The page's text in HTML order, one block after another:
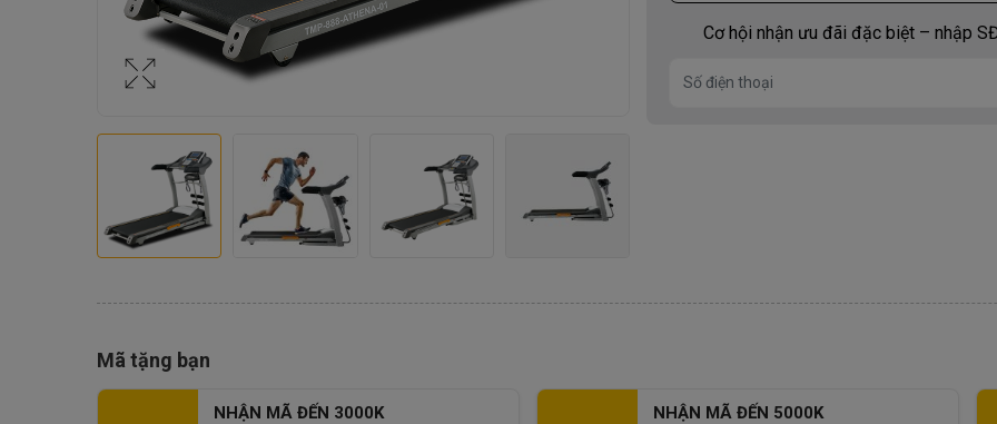
Cơ hội nhận ưu đãi đặc biệt – nhập
Mã tặng bạn
NHẬN MÃ ĐẾN 5000K NHẬN MÃ ĐẾN 2000K